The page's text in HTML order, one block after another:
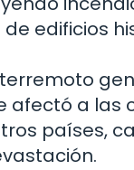
edificios
afectó a las
países,